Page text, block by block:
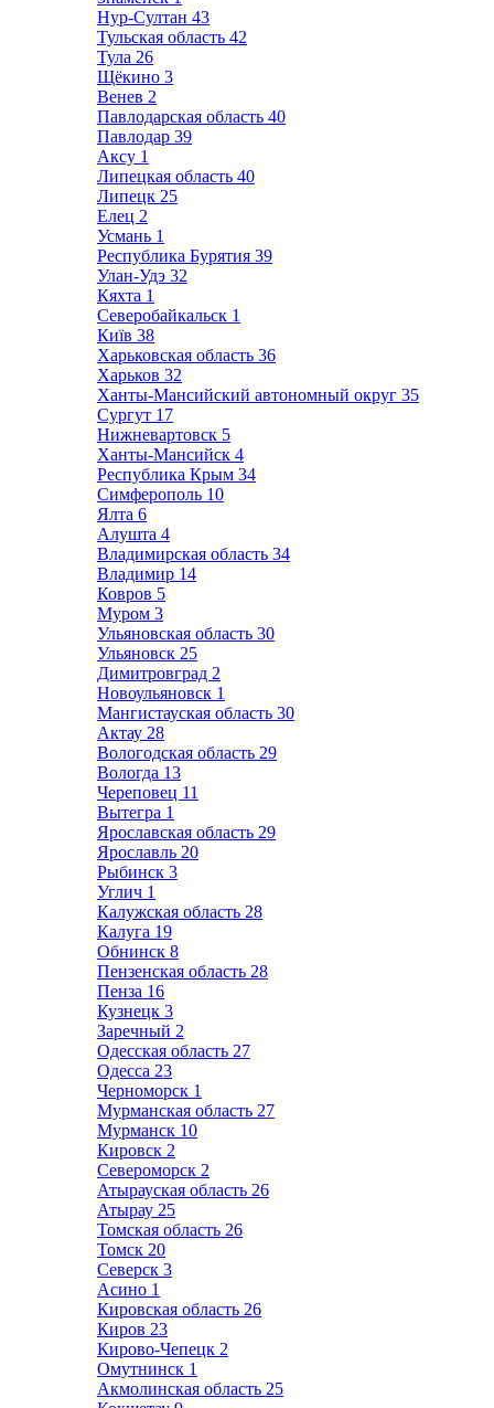
Нур-Султан 43
Тульская область 42
Тула 26
Щёкино 3
Венев 2
Павлодарская область 40
Павлодар 39
Аксу 1
Липецкая область 40
Липецк 25
Елец 2
Усмань 1
Республика Бурятия 39
Улан-Удэ 32
Кяхта 1
Северобайкальск 1
Київ 38
Харьковская область 36
Харьков 32
Ханты-Мансийский автономный округ 35
Сургут 17
Нижневартовск 5
Ханты-Мансийск 4
Республика Крым 34
Симферополь 10
Ялта 6
Алушта 4
Владимирская область 34
Владимир 14
Ковров 5
Муром 3
Ульяновская область 30
Ульяновск 25
Димитровград 2
Новоульяновск 1
Мангистауская область 30
Актау 28
Вологодская область 29
Вологда 13
Череповец 11
Вытегра 1
Ярославская область 29
Ярославль 20
Рыбинск 3
Углич 1
Калужская область 28
Калуга 19
Обнинск 8
Пензенская область 28
Пенза 16
Кузнецк 3
Заречный 2
Одесская область 27
Одесса 23
Черноморск 1
Мурманская область 27
Мурманск 10
Кировск 2
Североморск 2
Атырауская область 26
Атырау 25
Томская область 26
Томск 20
Северск 3
Асино 1
Кировская область 26
Киров 23
Кирово-Чепецк 2
Омутнинск 1
Акмолинская область 25